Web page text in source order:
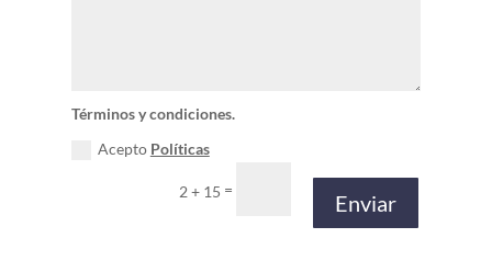
Términos y condiciones.
Acepto Políticas
2 + 15 =
Enviar